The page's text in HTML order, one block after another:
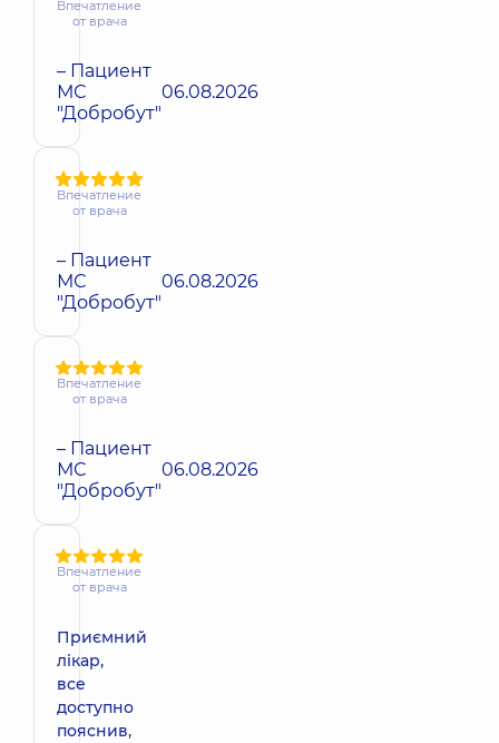
Впечатление
от врача
– Пациент
МС
"Добробут"
06.08.2026
Впечатление
от врача
– Пациент
МС
"Добробут"
06.08.2026
Впечатление
от врача
– Пациент
МС
"Добробут"
06.08.2026
Впечатление
от врача
Приємний
лікар,
все
доступно
пояснив,